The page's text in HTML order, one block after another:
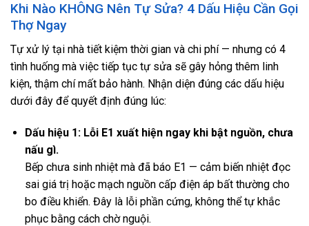
Khi Nào KHÔNG Nên Tự Sửa? 4 Dấu Hiệu Cần Gọi
Thợ Ngay
Tự xử lý tại nhà tiết kiệm thời gian và chi phí — nhưng có 4
tình huống mà việc tiếp tục tự sửa sẽ gây hỏng thêm linh
kiện, thậm chí mất bảo hành. Nhận diện đúng các dấu hiệu
dưới đây để quyết định đúng lúc:
Dấu hiệu 1: Lỗi E1 xuất hiện ngay khi bật nguồn, chưa
nấu gì.
Bếp chưa sinh nhiệt mà đã báo E1 — cảm biến nhiệt đọc
sai giá trị hoặc mạch nguồn cấp điện áp bất thường cho
bo điều khiển. Đây là lỗi phần cứng, không thể tự khắc
phục bằng cách chờ nguội.